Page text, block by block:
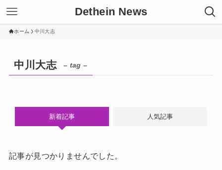
Dethein News
ホーム 中川大志
中川大志 – tag –
新着記事 人気記事
記事が見つかりませんでした。